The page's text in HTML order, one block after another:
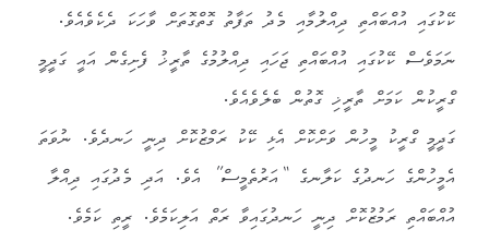
ކޭކުގައި އުއްބައްތި ދިއްލުމާއި މެދު ތަފާތު ގޮތްގޮތަށް ވާހަކަ ދެކެވެއެވެ.
ނަމަވެސް ކޭކުގައި އުއްބައްތި ޖަހައި ދިއްލުމުގެ ތާރީޚު ފެށިގެން އައީ ގަދީމީ
ގްރީކުން ކަމަށް ތާރީޚި ގޮތުން ބެލެވެއެވެ.
ގަދީމީ ގްރީކު މީހުން ވަށްކޮށް އެޅި ކޭކު ރަމްޒުކޮށް ދިނީ ހަނދެވެ. ނުވަތަ
އެމީހުންގެ ހަނދުގެ ކަލާނގެ “އަރުތެމީސް” އެވެ. އަދި މެދުގައި ދިއްލާ
އުއްބައްތި ރަމުޒުކޮށް ދިނީ ހަނދުގައިވާ ރަތް އަލިކަމެވެ. ރީތި ކަމެވެ.